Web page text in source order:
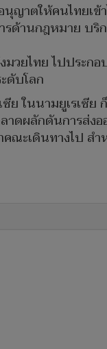
ญาตให้คนไทยเข้
รด้านกฎหมาย บ
ยไทย ไปประกอ
ดับโลก
ในนามยูเรเซี
าดผลักดันการส่
ะเดินทางไป ส